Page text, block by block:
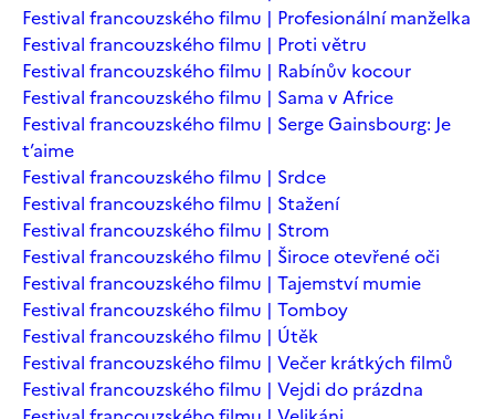
Festival francouzského filmu | Profesionální manželka
Festival francouzského filmu | Proti větru
Festival francouzského filmu | Rabínův kocour
Festival francouzského filmu | Sama v Africe
Festival francouzského filmu | Serge Gainsbourg: Je
t’aime
Festival francouzského filmu | Srdce
Festival francouzského filmu | Stažení
Festival francouzského filmu | Strom
Festival francouzského filmu | Široce otevřené oči
Festival francouzského filmu | Tajemství mumie
Festival francouzského filmu | Tomboy
Festival francouzského filmu | Útěk
Festival francouzského filmu | Večer krátkých filmů
Festival francouzského filmu | Vejdi do prázdna